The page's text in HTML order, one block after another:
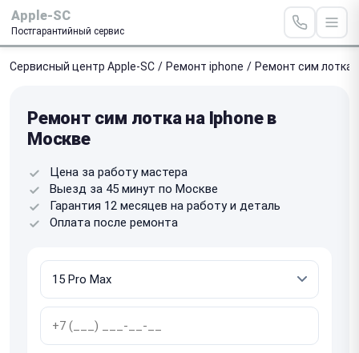
Apple-SC
Постгарантийный сервис
Сервисный центр Apple-SC / Ремонт iphone / Ремонт сим лотка
Ремонт сим лотка на Iphone в
Москве
Цена за работу мастера
Выезд за 45 минут по Москве
Гарантия 12 месяцев на работу и деталь
Оплата после ремонта